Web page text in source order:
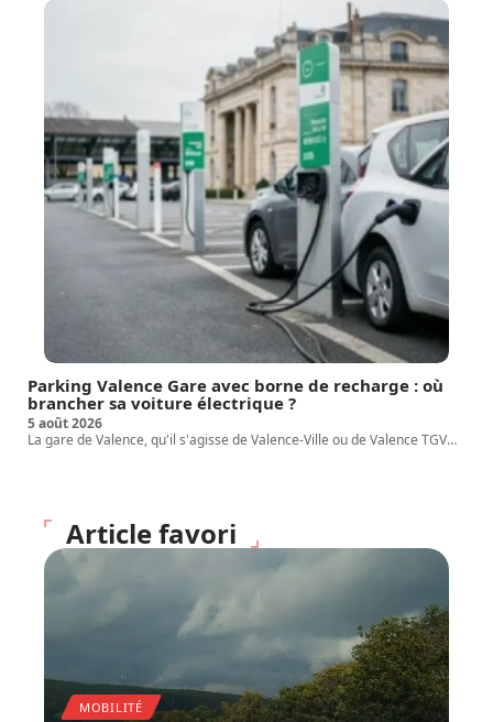
Parking Valence Gare avec borne de recharge : où
brancher sa voiture électrique ?
5 août 2026
La gare de Valence, qu'il s'agisse de Valence-Ville ou de Valence TGV…
Article favori
MOBILITÉ